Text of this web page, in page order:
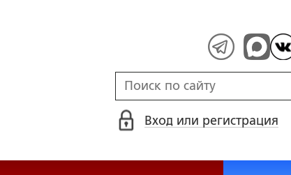
Вход или регистрация